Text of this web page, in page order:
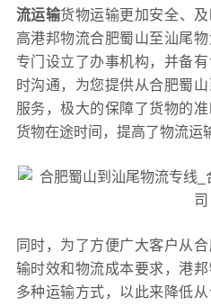
流运输货物运输更加安全、
高港邦物流合肥蜀山至汕尾
专门设立了办事机构，并备
时沟通，为您提供从合肥蜀
服务，极大的保障了货物的
货物在途时间，提高了物流运
同时，为了方便广大客户从
输时效和物流成本要求，港
多种运输方式，以此来降低